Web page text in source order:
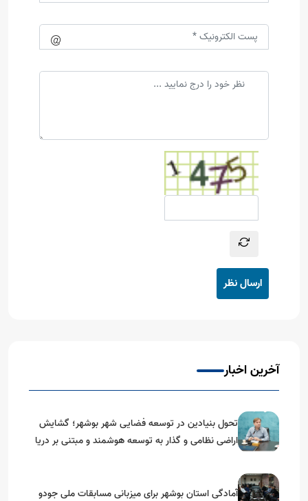
ارسال نظر
آخرین اخبار
تحول بنیادین در توسعه فضایی شهر بوشهر؛ گشایش
اراضی نظامی و گذار به توسعه هوشمند و مبتنی بر دریا
آمادگی استان بوشهر برای میزبانی مسابقات ملی جودو